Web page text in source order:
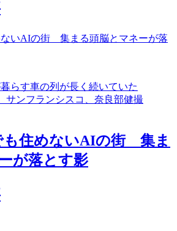
いAIの街 集まる頭脳とマネーが落
も住めないAIの街 集ま
が落とす影